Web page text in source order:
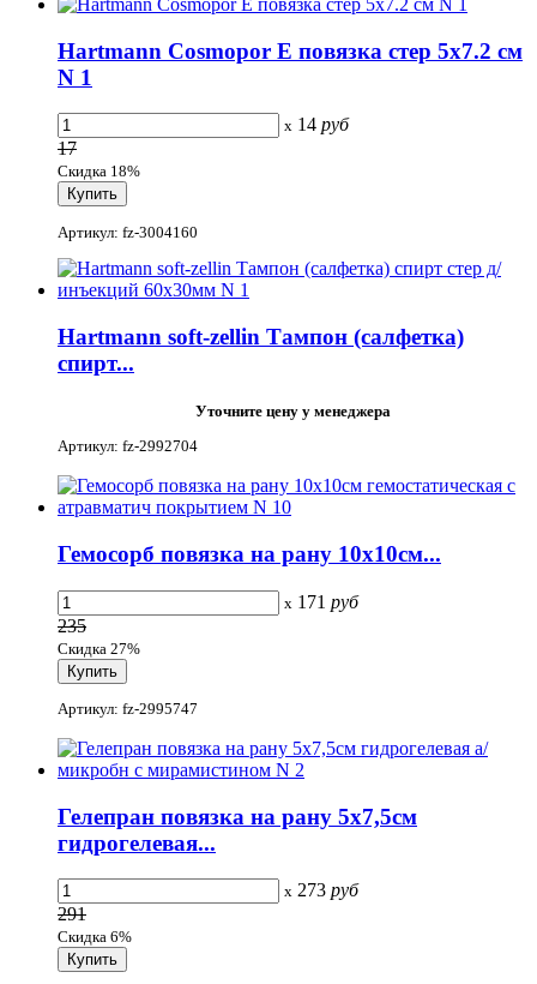
Hartmann Cosmopor E повязка стер 5х7.2 см
N 1
x 14 руб
17
Скидка 18%
Артикул: fz-3004160
Hartmann soft-zellin Тампон (салфетка)
спирт...
Уточните цену у менеджера
Артикул: fz-2992704
Гемосорб повязка на рану 10x10см...
x 171 руб
235
Скидка 27%
Артикул: fz-2995747
Гелепран повязка на рану 5x7,5см
гидрогелевая...
x 273 руб
291
Скидка 6%